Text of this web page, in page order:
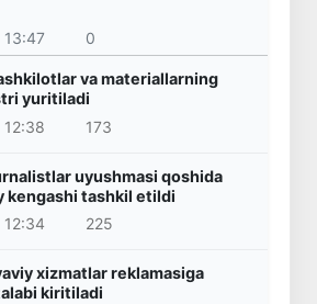
0
va materiallarning
yuritiladi
173
uyushmasi qoshida
kengashi tashkil etildi
225
xizmatlar reklamasiga
kiritiladi